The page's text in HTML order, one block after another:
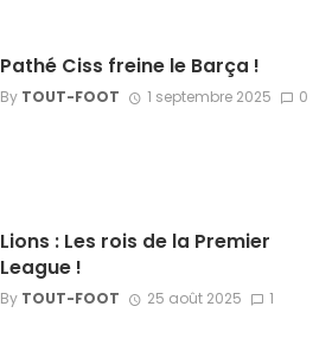
Pathé Ciss freine le Barça !
By TOUT-FOOT 1 septembre 2025 0
Lions : Les rois de la Premier
League !
By TOUT-FOOT 25 août 2025 1